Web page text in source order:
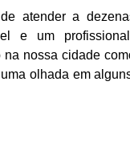
atender a
e um
na nossa cidade
olhada em